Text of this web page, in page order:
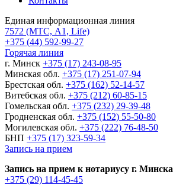
Единая информационная линия
7572 (МТС, A1, Life)
+375 (44) 592-99-27
Горячая линия
г. Минск +375 (17) 243-08-95
Минская обл. +375 (17) 251-07-94
Брестская обл. +375 (162) 52-14-57
Витебская обл. +375 (212) 60-85-15
Гомельская обл. +375 (232) 29-39-48
Гродненская обл. +375 (152) 55-50-80
Могилевская обл. +375 (222) 76-48-50
БНП +375 (17) 323-59-34
Запись на прием
Запись на прием к нотариусу г. Минска
+375 (29) 114-45-45